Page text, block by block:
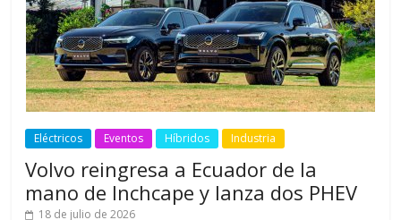
Eléctricos Eventos Híbridos Industria
Volvo reingresa a Ecuador de la
mano de Inchcape y lanza dos PHEV
18 de julio de 2026